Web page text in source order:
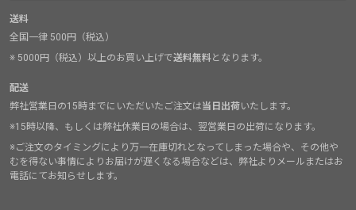
送料
全国一律 500円（税込）
※ 5000円（税込）以上のお買い上げで送料無料となります。
配送
弊社営業日の15時までにいただいたご注文は当日出荷いたします。
※15時以降、もしくは弊社休業日の場合は、翌営業日の出荷になります。
※ご注文のタイミングにより万一在庫切れとなってしまった場合や、その他や
むを得ない事情によりお届けが遅くなる場合などは、弊社よりメールまたはお
電話にてお知らせします。